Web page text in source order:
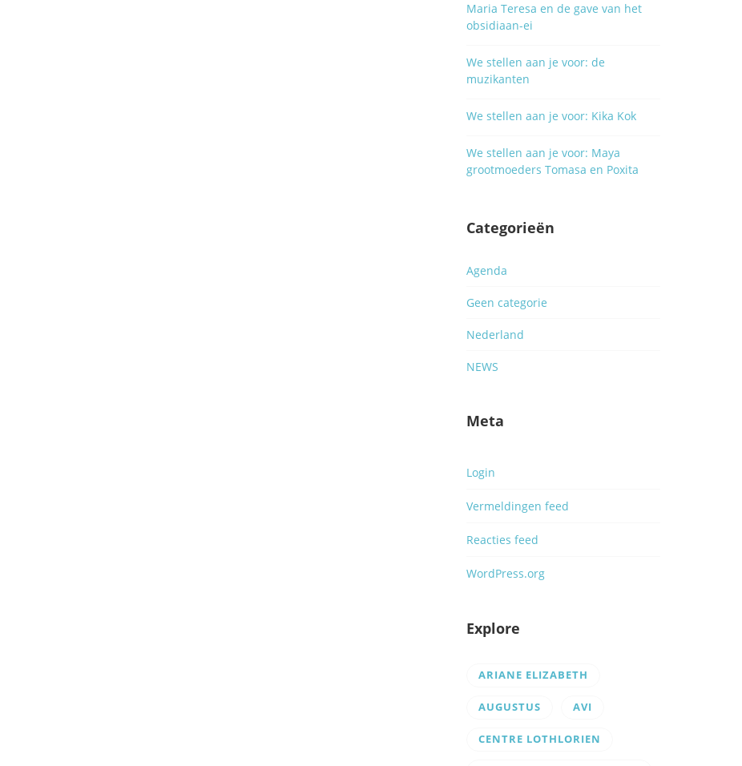
Maria Teresa en de gave van het
obsidiaan-ei
We stellen aan je voor: de
muzikanten
We stellen aan je voor: Kika Kok
We stellen aan je voor: Maya
grootmoeders Tomasa en Poxita
Categorieën
Agenda
Geen categorie
Nederland
NEWS
Meta
Login
Vermeldingen feed
Reacties feed
WordPress.org
Explore
ARIANE ELIZABETH
AUGUSTUS AVI
CENTRE LOTHLORIEN